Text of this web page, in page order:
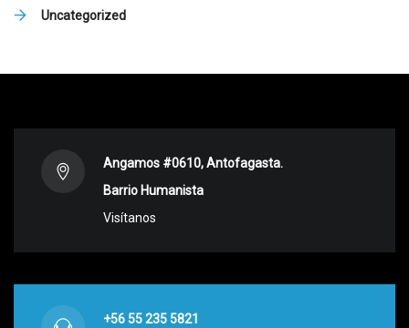
Uncategorized
Angamos #0610, Antofagasta.
Barrio Humanista
Visítanos
+56 55 235 5821